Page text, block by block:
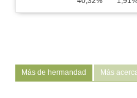
Más de hermandad Más